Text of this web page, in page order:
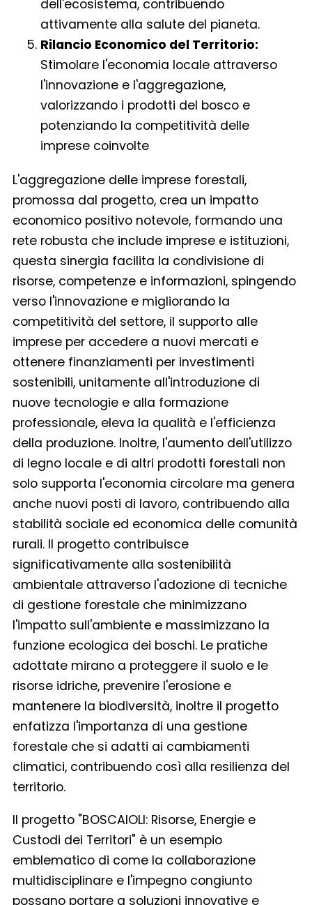
dell'ecosistema, contribuendo
attivamente alla salute del pianeta.
Rilancio Economico del Territorio:
Stimolare l'economia locale attraverso
l'innovazione e l'aggregazione,
valorizzando i prodotti del bosco e
potenziando la competitività delle
imprese coinvolte
L'aggregazione delle imprese forestali,
promossa dal progetto, crea un impatto
economico positivo notevole, formando una
rete robusta che include imprese e istituzioni,
questa sinergia facilita la condivisione di
risorse, competenze e informazioni, spingendo
verso l'innovazione e migliorando la
competitività del settore, il supporto alle
imprese per accedere a nuovi mercati e
ottenere finanziamenti per investimenti
sostenibili, unitamente all'introduzione di
nuove tecnologie e alla formazione
professionale, eleva la qualità e l'efficienza
della produzione. Inoltre, l'aumento dell'utilizzo
di legno locale e di altri prodotti forestali non
solo supporta l'economia circolare ma genera
anche nuovi posti di lavoro, contribuendo alla
stabilità sociale ed economica delle comunità
rurali. Il progetto contribuisce
significativamente alla sostenibilità
ambientale attraverso l'adozione di tecniche
di gestione forestale che minimizzano
l'impatto sull'ambiente e massimizzano la
funzione ecologica dei boschi. Le pratiche
adottate mirano a proteggere il suolo e le
risorse idriche, prevenire l'erosione e
mantenere la biodiversità, inoltre il progetto
enfatizza l'importanza di una gestione
forestale che si adatti ai cambiamenti
climatici, contribuendo così alla resilienza del
territorio.
Il progetto "BOSCAIOLI: Risorse, Energie e
Custodi dei Territori" è un esempio
emblematico di come la collaborazione
multidisciplinare e l'impegno congiunto
possano portare a soluzioni innovative e